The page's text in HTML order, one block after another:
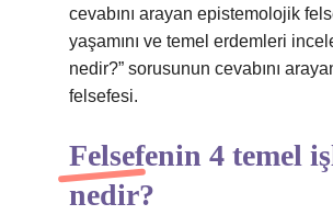
cevabını arayan epistemolojik
yaşamını ve temel erdemleri
nedir?” sorusunun cevabını
felsefesi.
Felsefenin 4 temel
nedir?